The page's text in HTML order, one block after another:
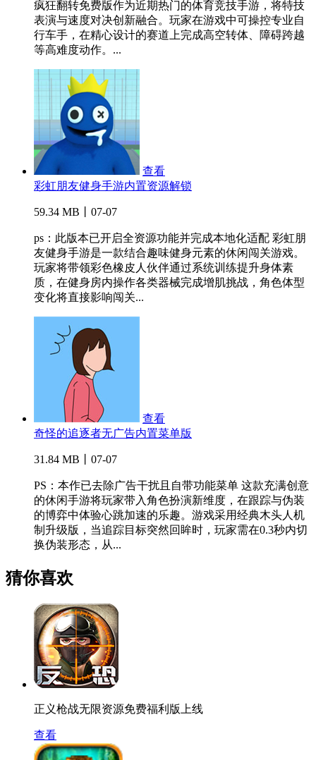
疯狂翻转免费版作为近期热门的体育竞技手游，将特技
表演与速度对决创新融合。玩家在游戏中可操控专业自
行车手，在精心设计的赛道上完成高空转体、障碍跨越
等高难度动作。...
查看
彩虹朋友健身手游内置资源解锁
59.34 MB丨07-07
ps：此版本已开启全资源功能并完成本地化适配 彩虹朋
友健身手游是一款结合趣味健身元素的休闲闯关游戏。
玩家将带领彩色橡皮人伙伴通过系统训练提升身体素
质，在健身房内操作各类器械完成增肌挑战，角色体型
变化将直接影响闯关...
查看
奇怪的追逐者无广告内置菜单版
31.84 MB丨07-07
PS：本作已去除广告干扰且自带功能菜单 这款充满创意
的休闲手游将玩家带入角色扮演新维度，在跟踪与伪装
的博弈中体验心跳加速的乐趣。游戏采用经典木头人机
制升级版，当追踪目标突然回眸时，玩家需在0.3秒内切
换伪装形态，从...
猜你喜欢
正义枪战无限资源免费福利版上线
查看